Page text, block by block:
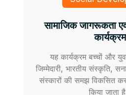
सामाजिक जागरूकता
कार्यक्रम
यह कार्यक्रम बच्चों और
जिम्मेदारी, भारतीय संस्कृति,
संस्कारों की समझ विकसित
किया जाता